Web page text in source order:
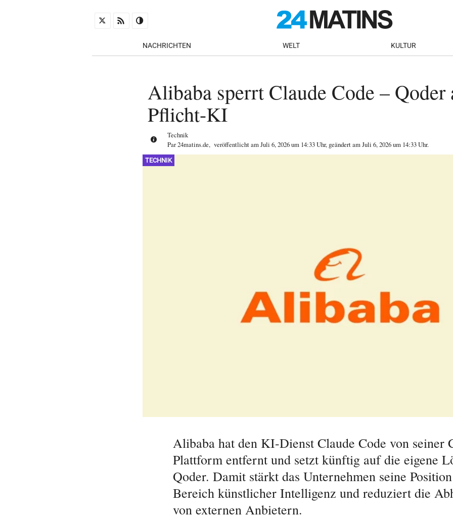
NACHRICHTEN WELT KULTUR
Alibaba sperrt Claude Code – Qoder
Pflicht-KI
Technik
Par24matins.de, veröffentlicht amJuli 6, 2026um 14:33 Uhr, geändert am Juli 6, 2026 um 14:33 Uhr.
TECHNIK
Alibaba hat den KI-Dienst Claude Code von seiner
Plattform entfernt und setzt künftig auf die eigene
Qoder. Damit stärkt das Unternehmen seine
Bereich künstlicher Intelligenz und reduziert die
von externen Anbietern.